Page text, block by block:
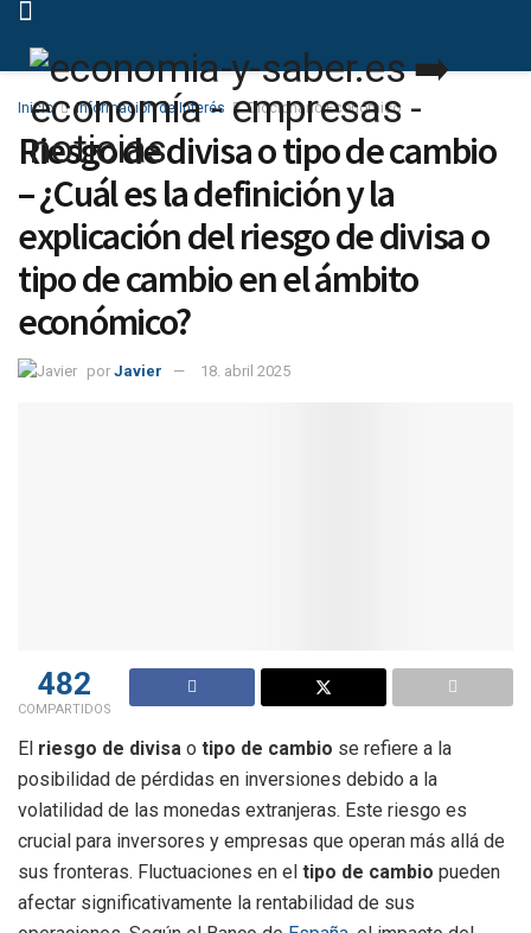
Inicio Información de Interés Diccionario Económico
Riesgo de divisa o tipo de cambio
– ¿Cuál es la definición y la
explicación del riesgo de divisa o
tipo de cambio en el ámbito
económico?
por Javier 18. abril 2025
482
COMPARTIDOS
El riesgo de divisa o tipo de cambio se refiere a la
posibilidad de pérdidas en inversiones debido a la
volatilidad de las monedas extranjeras. Este riesgo es
crucial para inversores y empresas que operan más allá de
sus fronteras. Fluctuaciones en el tipo de cambio pueden
afectar significativamente la rentabilidad de sus